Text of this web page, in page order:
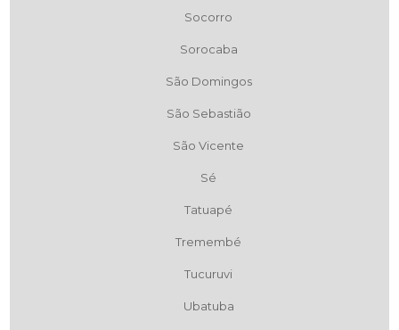
Socorro
Sorocaba
São Domingos
São Sebastião
São Vicente
Sé
Tatuapé
Tremembé
Tucuruvi
Ubatuba